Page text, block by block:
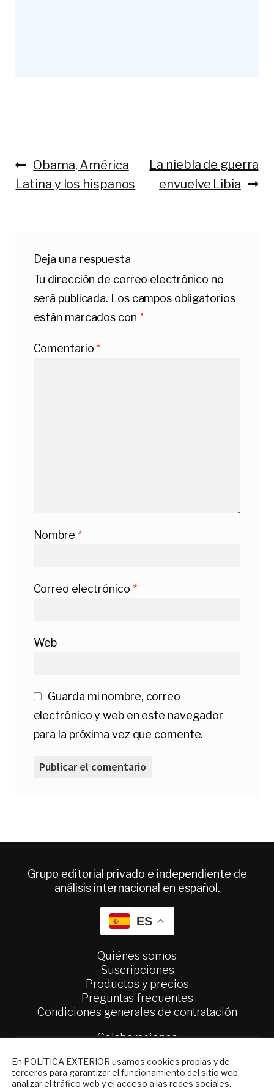
Navegación
de
Anterior:
Obama, América
Latina y los hispanos
Siguiente:
La niebla de guerra
envuelve Libia
Deja una respuesta
Tu dirección de correo electrónico no
será publicada. Los campos obligatorios
están marcados con *
Comentario*
Nombre *
Correo electrónico *
Web
Guarda mi nombre, correo
electrónico y web en este navegador
para la próxima vez que comente.
Grupo editorial privado e independiente de
análisis internacional en español.
ES
Quiénes somos
Suscripciones
Productos y precios
Preguntas frecuentes
Condiciones generales de contratación
Colaboraciones
Contacto
En POLíTICA EXTERIOR usamos cookies propias y de
terceros para garantizar el funcionamiento del sitio web,
analizar el tráfico web y el acceso a las redes sociales.
NEWSLETTER
Suscríbase a nuestro boletín electrónico y